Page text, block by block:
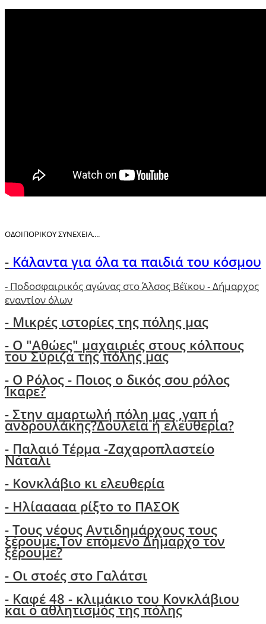
ΟΔΟΙΠΟΡΙΚΟΥ ΣΥΝΕΧΕΙΑ....
- Κάλαντα για όλα τα παιδιά του κόσμου
- Ποδοσφαιρικός αγώνας στο Άλσος Βέϊκου - Δήμαρχος
εναντίον όλων
- Μικρές ιστορίες της πόλης μας
- Ο "Αθώες" μαχαιριές στους κόλπους
του Σύριζα της πόλης μας
- Ο Ρόλος - Ποιος ο δικός σου ρόλος
Ίκαρε?
- Στην αμαρτωλή πόλη μας ,γαπ ή
ανδρουλάκης?Δουλεία ή ελευθερία?
- Παλαιό Τέρμα -Ζαχαροπλαστείο
Νάταλι
- Κονκλάβιο κι ελευθερία
- Ηλίααααα ρίξτο το ΠΑΣΟΚ
-Τους νέους Αντιδημάρχους τους
ξέρουμε.Τον επόμενο Δήμαρχο τον
ξέρουμε?
- Οι στοές στο Γαλάτσι
- Καφέ 48 - κλιμάκιο του Κονκλάβιου
και ο αθλητισμός της πόλης